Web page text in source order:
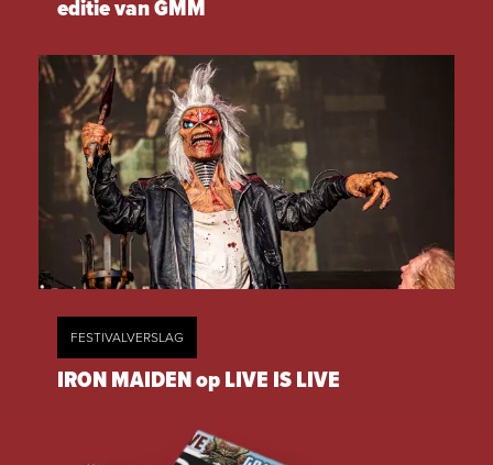
editie van GMM
FESTIVALVERSLAG
IRON MAIDEN op LIVE IS LIVE